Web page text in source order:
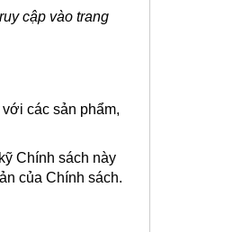
cập vào trang
các sản phẩm,
Chính sách này
của Chính sách.